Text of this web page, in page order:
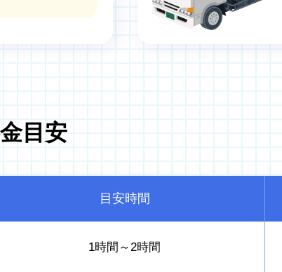
目安
目安時間
1時間～2時間